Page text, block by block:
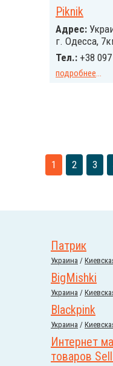
Piknik
Адрес:
г. Одесса,
Тел.: +38
подробнее...
1 2 3
Патрик
Украина /
BigMishki
Украина /
Blackpink
Украина /
Интернет
товаров